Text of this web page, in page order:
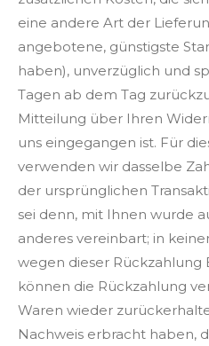
eine andere Art der
angebotene, günstigste
haben), unverzüglich und
Tagen ab dem Tag
Mitteilung über Ihren
uns eingegangen ist. Für
verwenden wir dasselbe
der ursprünglichen
sei denn, mit Ihnen wurde
anderes vereinbart; in
wegen dieser
können die Rückzahlung
Waren wieder
Nachweis erbracht haben,